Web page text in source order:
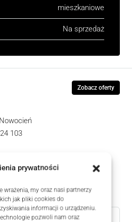
prywatności
wrażenia, my oraz nasi partnerzy
jak pliki cookies do
informacji o urządzeniu.
pozwoli nam oraz
mieszkaniowe
Na sprzedaż
Zobacz oferty
103